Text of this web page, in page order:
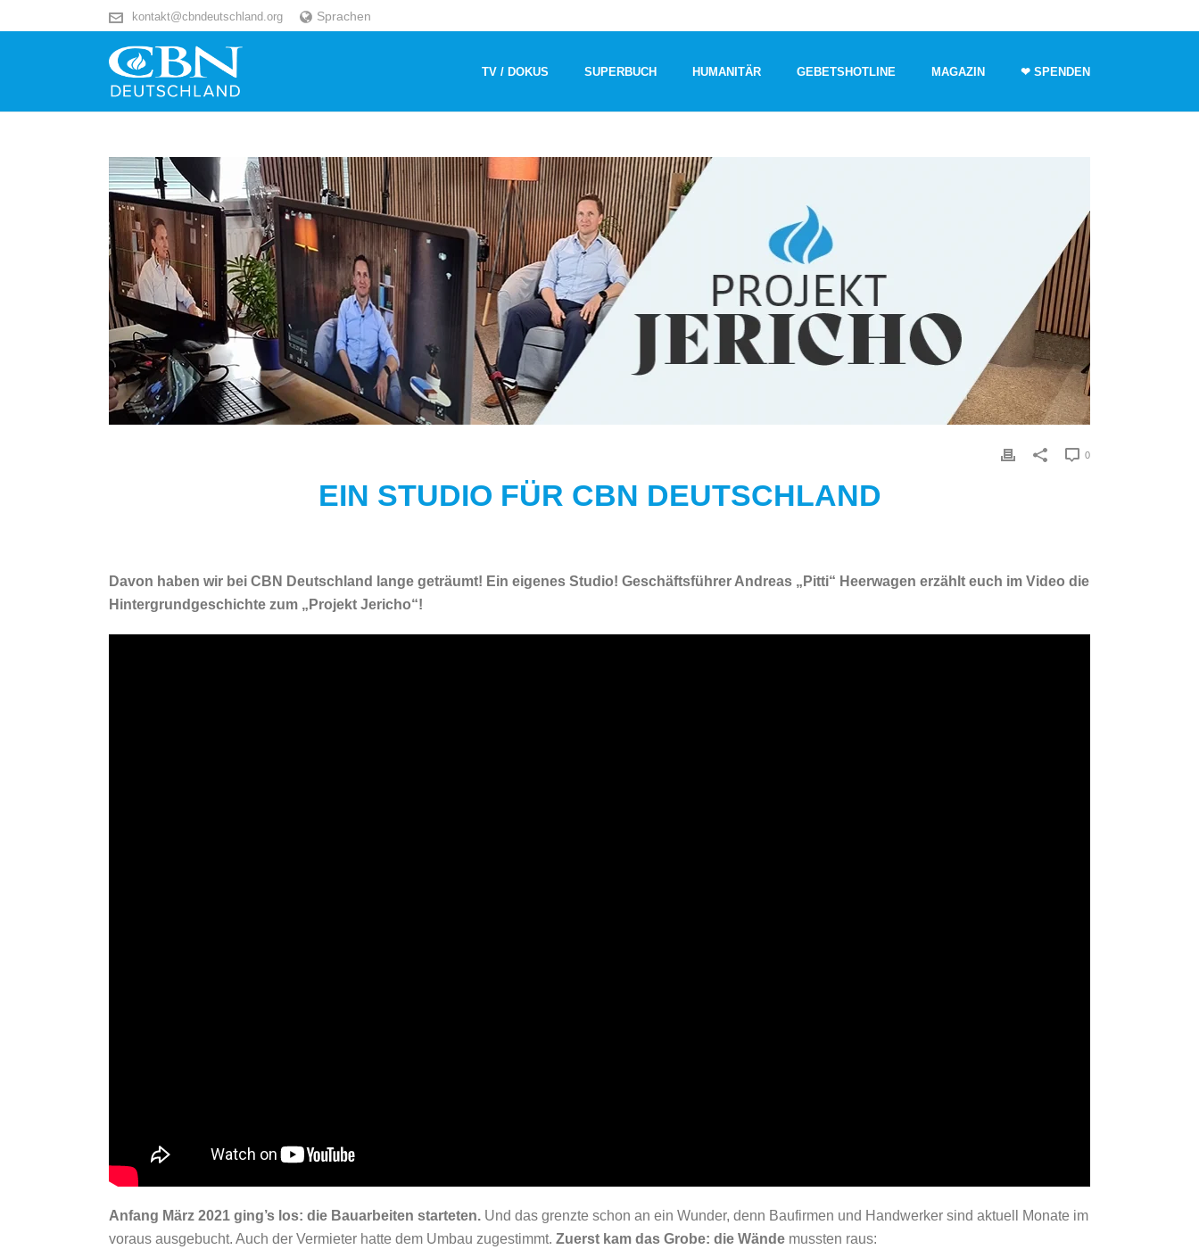
kontakt@cbndeutschland.org Sprachen
TV / DOKUS SUPERBUCH HUMANITÄR GEBETSHOTLINE MAGAZIN ❤ SPENDEN
0
EIN STUDIO FÜR CBN DEUTSCHLAND
Davon haben wir bei CBN Deutschland lange geträumt! Ein eigenes Studio! Geschäftsführer Andreas „Pitti“ Heerwagen erzählt euch im Video die
Hintergrundgeschichte zum „Projekt Jericho“!
Anfang März 2021 ging’s los: die Bauarbeiten starteten. Und das grenzte schon an ein Wunder, denn Baufirmen und Handwerker sind aktuell Monate im
voraus ausgebucht. Auch der Vermieter hatte dem Umbau zugestimmt. Zuerst kam das Grobe: die Wände mussten raus: